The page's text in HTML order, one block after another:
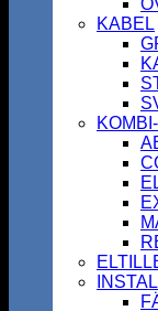
KABEL